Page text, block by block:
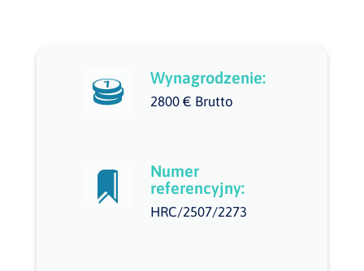
Wynagrodzenie:
2800 € Brutto
Numer
referencyjny:
HRC/2507/2273